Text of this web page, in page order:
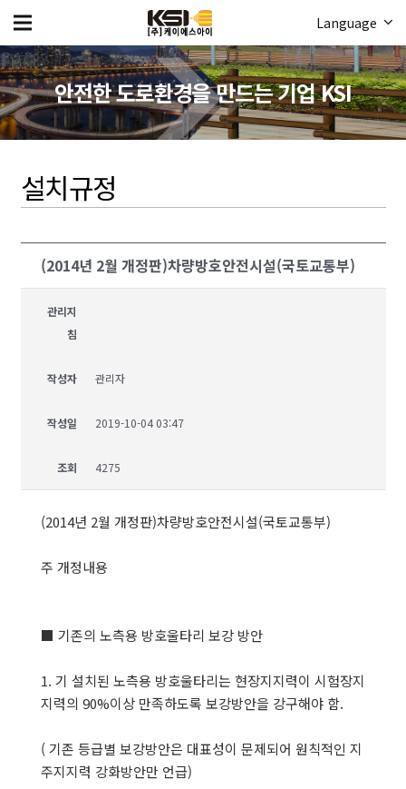
Language
안전한 도로환경을 만드는 기업 KSI
설치규정
(2014년 2월 개정판)차량방호안전시설(국토교통부)
관리지
침
작성자 관리자
작성일 2019-10-04 03:47
조회 4275
(2014년 2월 개정판)차량방호안전시설(국토교통부)
주 개정내용
■ 기존의 노측용 방호울타리 보강 방안
1. 기 설치된 노측용 방호울타리는 현장지지력이 시험장지
지력의 90%이상 만족하도록 보강방안을 강구해야 함.
( 기존 등급별 보강방안은 대표성이 문제되어 원칙적인 지
주지지력 강화방안만 언급)